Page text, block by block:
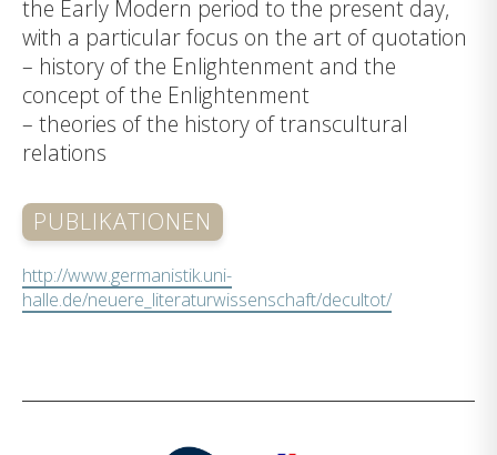
the Early Modern period to the present day,
with a particular focus on the art of quotation
– history of the Enlightenment and the
concept of the Enlightenment
– theories of the history of transcultural
relations
PUBLIKATIONEN
http://www.germanistik.uni-
halle.de/neuere_literaturwissenschaft/decultot/